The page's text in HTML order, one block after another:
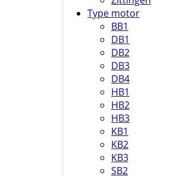
Type motor
BB1
DB1
DB2
DB3
DB4
HB1
HB2
HB3
KB1
KB2
KB3
SB2